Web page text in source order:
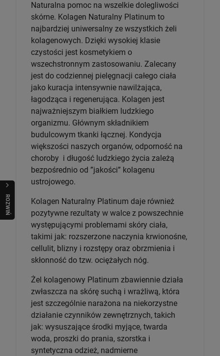
R
O
Z
W
I
Ń
O
B
I
Naturalna pomoc na wszelkie dolegliwości
skórne. Kolagen Naturalny Platinum to
najbardziej uniwersalny ze wszystkich żeli
kolagenowych. Dzięki wysokiej klasie
czystości jest kosmetykiem o
wszechstronnym zastosowaniu. Zalecany
jest do codziennej pielęgnacji całego ciała
jako kuracja intensywnie nawilżająca,
łagodząca i regenerująca. Kolagen jest
najważniejszym białkiem ludzkiego
organizmu. Głównym składnikiem
budulcowym tkanki łącznej. Kondycja
większości naszych organów, odporność na
choroby i długość ludzkiego życia zależą
bezpośrednio od ”jakości” kolagenu
ustrojowego.
Kolagen Naturalny Platinum daje również
pozytywne rezultaty w walce z powszechnie
występującymi problemami skóry ciała,
takimi jak: rozszerzone naczynia krwionośne,
cellulit, blizny i rozstępy oraz obrzmienia i
skłonność do tzw. ociężałych nóg.
Żel kolagenowy Platinum zbawiennie działa
zwłaszcza na skórę suchą i wrażliwą, która
jest szczególnie narażona na niekorzystne
działanie czynników zewnętrznych, takich
jak: wysuszające środki myjące, twarda
woda, proszki do prania, szorstka i
syntetyczna odzież, nadmierne